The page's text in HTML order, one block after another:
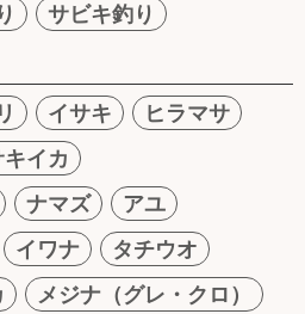
サビキ釣り
イサキ
ヒラマサ
イカ
ナマズ
アユ
イワナ
タチウオ
メジナ（グレ・クロ）